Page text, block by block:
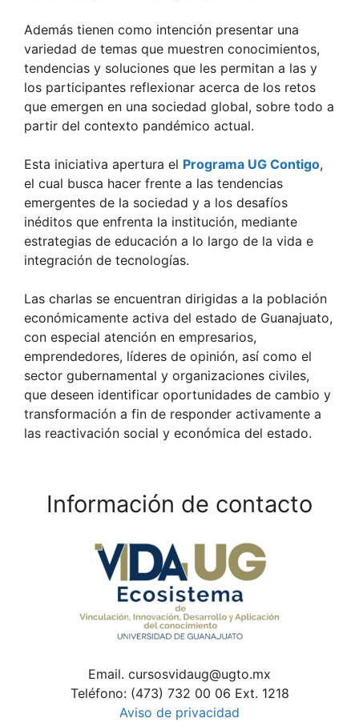
Además tienen como intención presentar una
variedad de temas que muestren conocimientos,
tendencias y soluciones que les permitan a las y
los participantes reflexionar acerca de los retos
que emergen en una sociedad global, sobre todo a
partir del contexto pandémico actual.
Esta iniciativa apertura el Programa UG Contigo,
el cual busca hacer frente a las tendencias
emergentes de la sociedad y a los desafíos
inéditos que enfrenta la institución, mediante
estrategias de educación a lo largo de la vida e
integración de tecnologías.
Las charlas se encuentran dirigidas a la población
económicamente activa del estado de Guanajuato,
con especial atención en empresarios,
emprendedores, líderes de opinión, así como el
sector gubernamental y organizaciones civiles,
que deseen identificar oportunidades de cambio y
transformación a fin de responder activamente a
las reactivación social y económica del estado.
Información de contacto
Email. cursosvidaug@ugto.mx
Teléfono: (473) 732 00 06 Ext. 1218
Aviso de privacidad